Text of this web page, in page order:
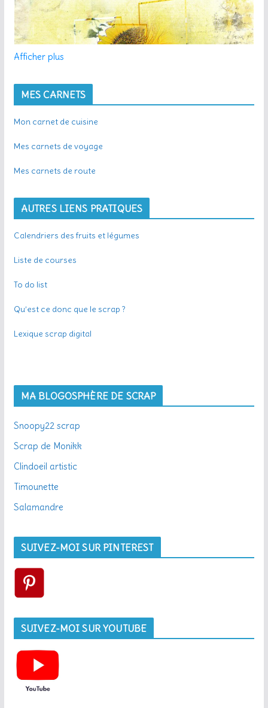
Afficher plus
MES CARNETS
Mon carnet de cuisine
Mes carnets de voyage
Mes carnets de route
AUTRES LIENS PRATIQUES
Calendriers des fruits et légumes
Liste de courses
To do list
Qu’est ce donc que le scrap ?
Lexique scrap digital
MA BLOGOSPHÈRE DE SCRAP
Snoopy22 scrap
Scrap de Monikk
Clindoeil artistic
Timounette
Salamandre
SUIVEZ-MOI SUR PINTEREST
SUIVEZ-MOI SUR YOUTUBE